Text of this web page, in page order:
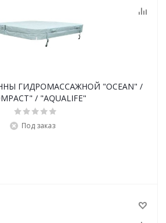
ГИДРОМАССАЖНОЙ "OCEAN" /
/ "AQUALIFE"
Под заказ